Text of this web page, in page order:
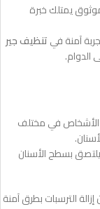
يمتلك خبرة
آمنة فيتنظيف جير
الدوام.
الأشخاص في مختلف
بسطح الأسنان
الترسبات بطرق آمنة